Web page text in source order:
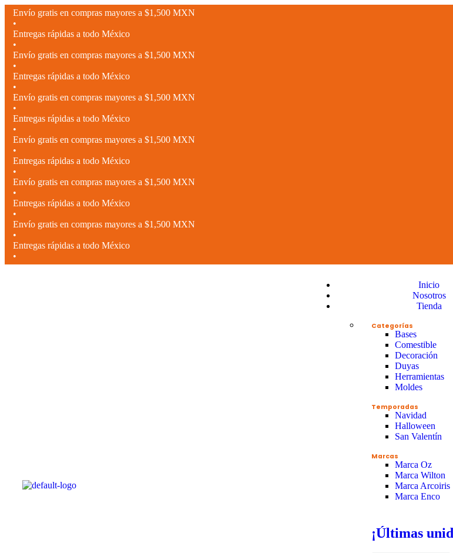
Envío gratis en compras mayores a $1,500 MXN
•
Entregas rápidas a todo México
•
Envío gratis en compras mayores a $1,500 MXN
•
Entregas rápidas a todo México
•
Envío gratis en compras mayores a $1,500 MXN
•
Entregas rápidas a todo México
•
Envío gratis en compras mayores a $1,500 MXN
•
Entregas rápidas a todo México
•
Envío gratis en compras mayores a $1,500 MXN
•
Entregas rápidas a todo México
•
Envío gratis en compras mayores a $1,500 MXN
•
Entregas rápidas a todo México
•
Inicio
Nosotros
Tienda
Categorías
Bases
Comestible
Decoración
Duyas
Herramientas
Moldes
Temporadas
Navidad
Halloween
San Valentín
Marcas
Marca Oz
Marca Wilton
Marca Arcoiris
Marca Enco
¡Últimas